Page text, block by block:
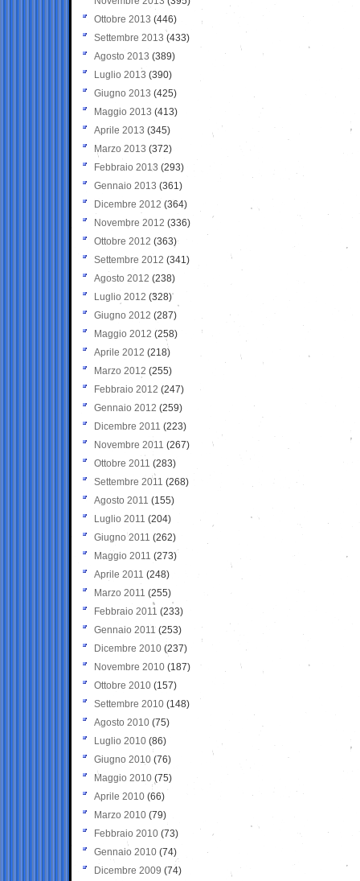
Ottobre 2013 (446)
Settembre 2013 (433)
Agosto 2013 (389)
Luglio 2013 (390)
Giugno 2013 (425)
Maggio 2013 (413)
Aprile 2013 (345)
Marzo 2013 (372)
Febbraio 2013 (293)
Gennaio 2013 (361)
Dicembre 2012 (364)
Novembre 2012 (336)
Ottobre 2012 (363)
Settembre 2012 (341)
Agosto 2012 (238)
Luglio 2012 (328)
Giugno 2012 (287)
Maggio 2012 (258)
Aprile 2012 (218)
Marzo 2012 (255)
Febbraio 2012 (247)
Gennaio 2012 (259)
Dicembre 2011 (223)
Novembre 2011 (267)
Ottobre 2011 (283)
Settembre 2011 (268)
Agosto 2011 (155)
Luglio 2011 (204)
Giugno 2011 (262)
Maggio 2011 (273)
Aprile 2011 (248)
Marzo 2011 (255)
Febbraio 2011 (233)
Gennaio 2011 (253)
Dicembre 2010 (237)
Novembre 2010 (187)
Ottobre 2010 (157)
Settembre 2010 (148)
Agosto 2010 (75)
Luglio 2010 (86)
Giugno 2010 (76)
Maggio 2010 (75)
Aprile 2010 (66)
Marzo 2010 (79)
Febbraio 2010 (73)
Gennaio 2010 (74)
Dicembre 2009 (74)